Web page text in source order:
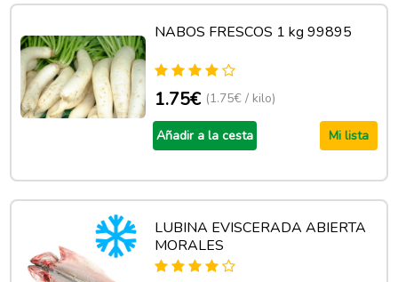
NABOS FRESCOS 1 kg 99895
1.75€ (1.75€ / kilo)
Añadir a la cesta Mi lista
LUBINA EVISCERADA ABIERTA
MORALES